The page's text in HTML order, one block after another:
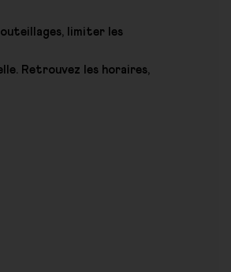
limiter les
Retrouvez les horaires,